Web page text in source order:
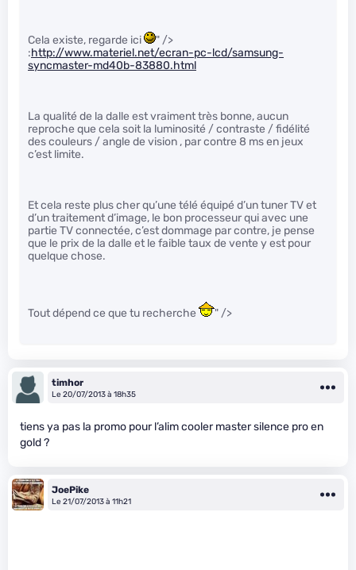
Cela existe, regarde ici
" />
:http://www.materiel.net/ecran-pc-lcd/samsung-
syncmaster-md40b-83880.html
La qualité de la dalle est vraiment très bonne, aucun
reproche que cela soit la luminosité / contraste / fidélité
des couleurs / angle de vision , par contre 8 ms en jeux
c’est limite.
Et cela reste plus cher qu’une télé équipé d’un tuner TV et
d’un traitement d’image, le bon processeur qui avec une
partie TV connectée, c’est dommage par contre, je pense
que le prix de la dalle et le faible taux de vente y est pour
quelque chose.
Tout dépend ce que tu recherche " />
timhor
Le 20/07/2013 à 18h35
tiens ya pas la promo pour l’alim cooler master silence pro en
gold ?
JoePike
Le 21/07/2013 à 11h21